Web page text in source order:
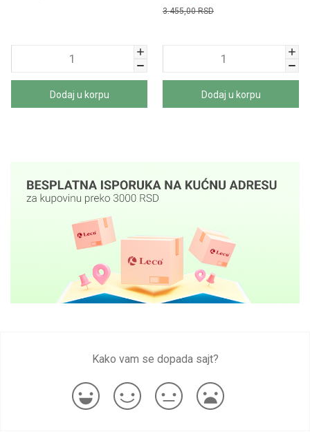
Dodaj u korpu
3.455,00RSD
Dodaj u korpu
Kako vam se dopada sajt?